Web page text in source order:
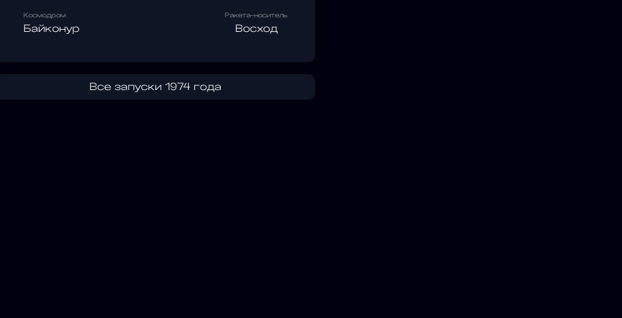
Космодром
Байконур
Ракета-носитель
Восход
Все запуски 1974 года